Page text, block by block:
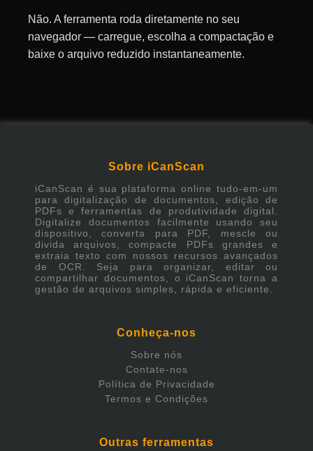
Não. A ferramenta roda diretamente no seu
navegador — carregue, escolha a compactação e
baixe o arquivo reduzido instantaneamente.
Sobre iCanScan
iCanScan é sua plataforma online tudo-em-um
para digitalização de documentos, edição de
PDFs e ferramentas de produtividade digital.
Digitalize documentos facilmente usando seu
dispositivo, converta para PDF, mescle ou
divida arquivos, compacte PDFs grandes e
extraia texto com nossos recursos avançados
de OCR. Seja para organizar, editar ou
compartilhar documentos, o iCanScan torna a
gestão de arquivos simples, rápida e eficiente.
Conheça-nos
Sobre nós
Contate-nos
Política de Privacidade
Termos e Condições
Outras ferramentas